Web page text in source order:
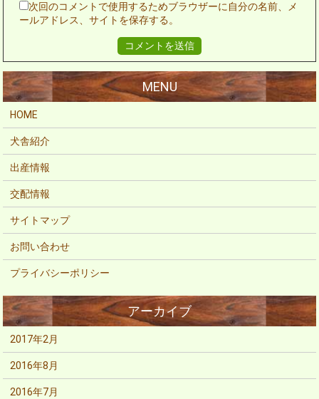
次回のコメントで使用するためブラウザーに自分の名前、メ
ールアドレス、サイトを保存する。
HOME
犬舎紹介
出産情報
交配情報
サイトマップ
お問い合わせ
プライバシーポリシー
2017年2月
2016年8月
2016年7月